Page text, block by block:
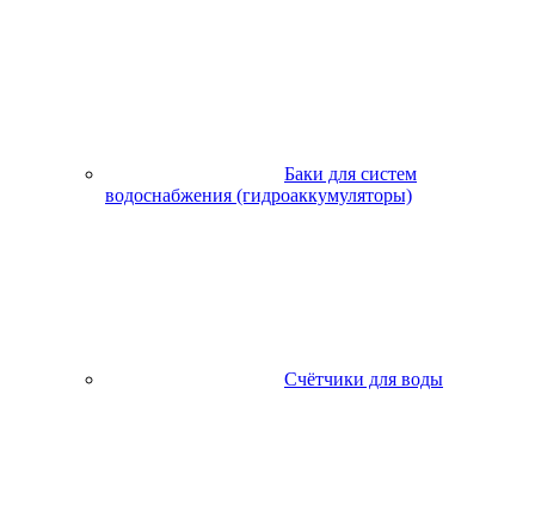
Баки для систем
водоснабжения (гидроаккумуляторы)
Счётчики для воды